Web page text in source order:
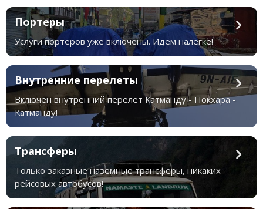
Портеры
Услуги портеров уже включены. Идем налегке!
Внутренние перелеты
Включен внутренний перелет Катманду - Покхара -
Катманду!
Трансферы
Только заказные наземные трансферы, никаких
рейсовых автобусов!